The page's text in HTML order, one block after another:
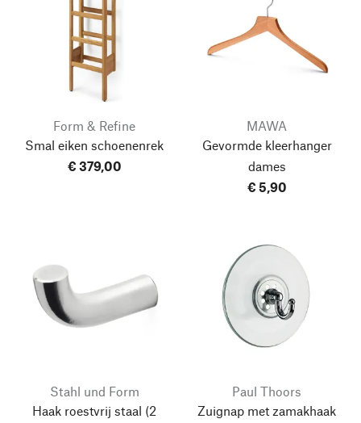
Form & Refine
Smal eiken schoenenrek
€ 379,00
MAWA
Gevormde kleerhanger
dames
€ 5,90
Stahl und Form
Haak roestvrij staal (2
Paul Thoors
Zuignap met zamakhaak